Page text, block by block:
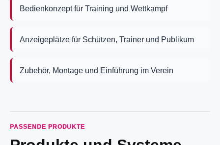
Bedienkonzept für Training und Wettkampf
Anzeigeplätze für Schützen, Trainer und Publikum
Zubehör, Montage und Einführung im Verein
PASSENDE PRODUKTE